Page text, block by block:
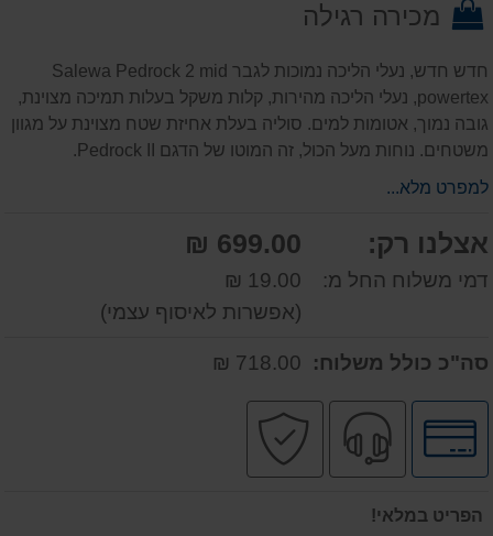
מכירה רגילה
חדש חדש, נעלי הליכה נמוכות לגבר Salewa Pedrock 2 mid
powertex, נעלי הליכה מהירות, קלות משקל בעלות תמיכה מצוינת,
גובה נמוך, אטומות למים. סוליה בעלת אחיזת שטח מצוינת על מגוון
משטחים. נוחות מעל הכול, זה המוטו של הדגם Pedrock II.
למפרט מלא...
אצלנו רק: 699.00 ₪
דמי משלוח החל מ:
19.00 ₪
(אפשרות לאיסוף עצמי)
סה"כ כולל משלוח: 718.00 ₪
לחץ
לאפשרויות
תשלומים
שירות
מקצועי
הפריט במלאי!